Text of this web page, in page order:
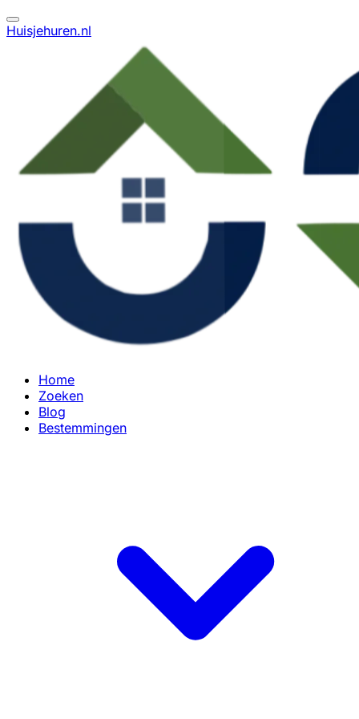
Huisjehuren.nl
Home
Zoeken
Blog
Bestemmingen